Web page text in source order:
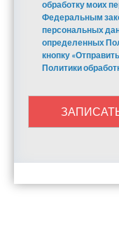
обработку моих
Федеральным
персональных
определенных
кнопку
Политики